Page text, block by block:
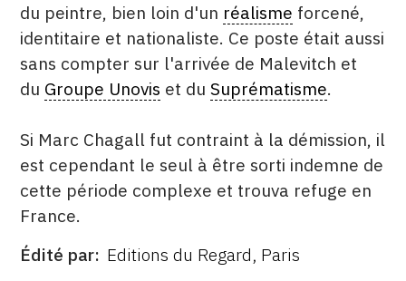
du peintre, bien loin d'un réalisme forcené,
identitaire et nationaliste. Ce poste était aussi
sans compter sur l'arrivée de Malevitch et
du Groupe Unovis et duSuprématisme.
Si Marc Chagall fut contraint à la démission, il
est cependant le seul à être sorti indemne de
cette période complexe et trouva refuge en
France.
ÉDITÉ
Édité par Editions du Regard, Paris